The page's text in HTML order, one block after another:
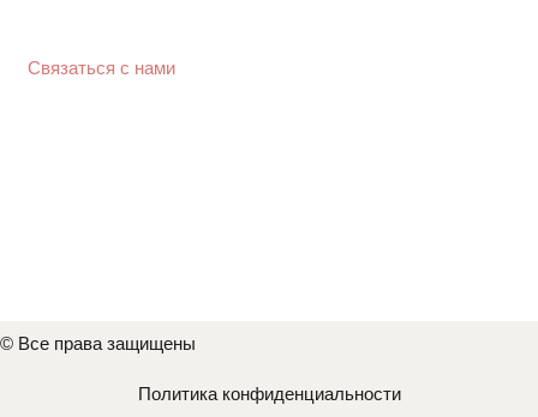
Связаться с нами
© Все права защищены
Политика конфиденциальности